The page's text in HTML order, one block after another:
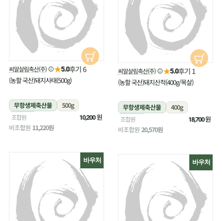
씨알살림축산(주) ★5.0후기 6
(농할 국산)돼지사태(500g)
무항생제축산물
500g
냉장
조합원 10,200원
비조합원 11,220원
씨알살림축산(주) ★5.0후기 1
(농할 국산)돼지산적(400g/목살)
무항생제축산물
400g
냉장
조합원 18,700원
비조합원 20,570원
바우처 바우처